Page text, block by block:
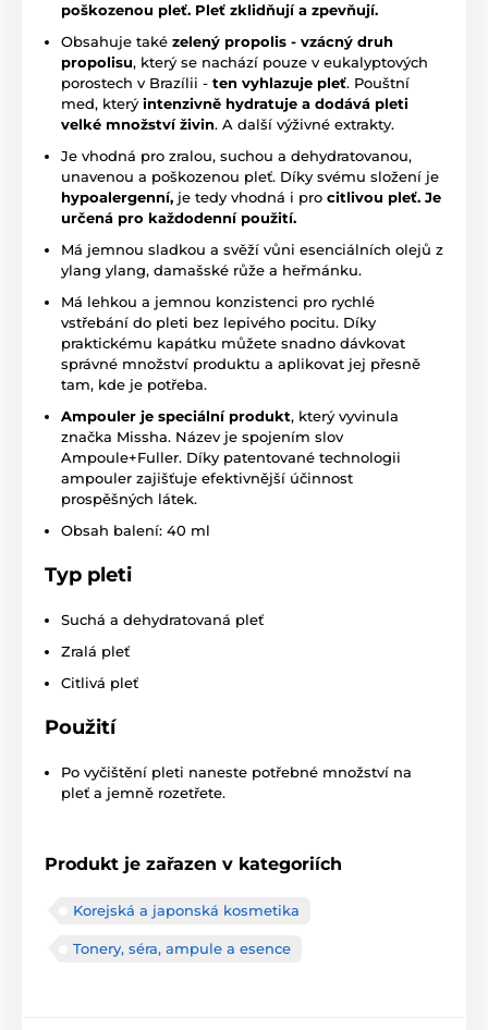
poškozenou pleť. Pleť zklidňují a zpevňují.
Obsahuje také zelený propolis - vzácný druh
propolisu, který se nachází pouze v eukalyptových
porostech v Brazílii - ten vyhlazuje pleť. Pouštní
med, který intenzivně hydratuje a dodává pleti
velké množství živin. A další výživné extrakty.
Je vhodná pro zralou, suchou a dehydratovanou,
unavenou a poškozenou pleť. Díky svému složení je
hypoalergenní, je tedy vhodná i pro citlivou pleť. Je
určená pro každodenní použití.
Má jemnou sladkou a svěží vůni esenciálních olejů z
ylang ylang, damašské růže a heřmánku.
Má lehkou a jemnou konzistenci pro rychlé
vstřebání do pleti bez lepivého pocitu. Díky
praktickému kapátku můžete snadno dávkovat
správné množství produktu a aplikovat jej přesně
tam, kde je potřeba.
Ampouler je speciální produkt, který vyvinula
značka Missha. Název je spojením slov
Ampoule+Fuller. Díky patentované technologii
ampouler zajišťuje efektivnější účinnost
prospěšných látek.
Obsah balení: 40 ml
Typ pleti
Suchá a dehydratovaná pleť
Zralá pleť
Citlivá pleť
Použití
Po vyčištění pleti naneste potřebné množství na
pleť a jemně rozetřete.
Produkt je zařazen v kategoriích
Korejská a japonská kosmetika
Tonery, séra, ampule a esence